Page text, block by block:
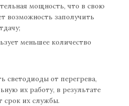
мощность, что в свою
возможность заполучить
меньшее количество
светодиоды от перегрева,
их работу, в результате
срок их службы.